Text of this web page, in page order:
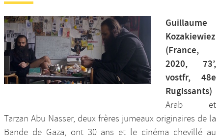
Guillaume
Kozakiewiez
(France,
2020, 73’,
vostfr, 48e
Rugissants)
Arab et
Tarzan Abu Nasser, deux frères jumeaux originaires de la
Bande de Gaza, ont 30 ans et le cinéma chevillé au